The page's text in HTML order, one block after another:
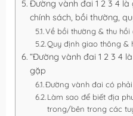
Đường vành đai 1 2 3 4 là
chính sách, bồi thường,
Về bồi thường & thu hồi
Quy định giao thông &
“Đường vành đai 1 2 3 4
gặp
Đường vành đai có
Làm sao để biết địa
trong/bên trong các